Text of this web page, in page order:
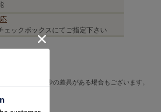
ェックボックスにてご指定下さい
さい。
においては多少の差異がある場合もございます。